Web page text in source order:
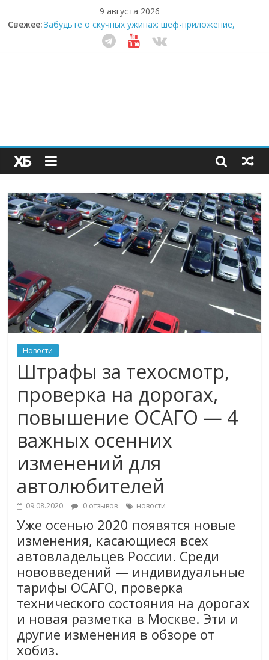
9 августа 2026
Свежее:
Секрет супергидратации: почему кокосовая вода с
пребиотиками становится главным трендом
здорового питания
Как простая наклейка заставляет миллионы людей
не забывать о самом важном креме этим летом
Новости
Штрафы за техосмотр,
проверка на дорогах,
повышение ОСАГО — 4
важных осенних
изменений для
автолюбителей
09.08.2020 0 отзывов новости
Уже осенью 2020 появятся новые
изменения, касающиеся всех
автовладельцев России. Среди
нововведений — индивидуальные
тарифы ОСАГО, проверка
технического состояния на дорогах
и новая разметка в Москве. Эти и
другие изменения в обзоре от
хобиз.